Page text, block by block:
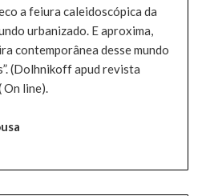
a feiura caleidoscópica da
urbanizado. E aproxima,
contemporânea desse mundo
(Dolhnikoff apud revista
line).